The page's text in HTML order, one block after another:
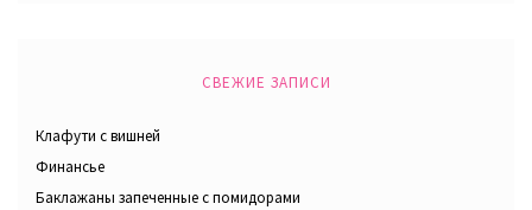
СВЕЖИЕ ЗАПИСИ
Клафути с вишней
Финансье
Баклажаны запеченные с помидорами